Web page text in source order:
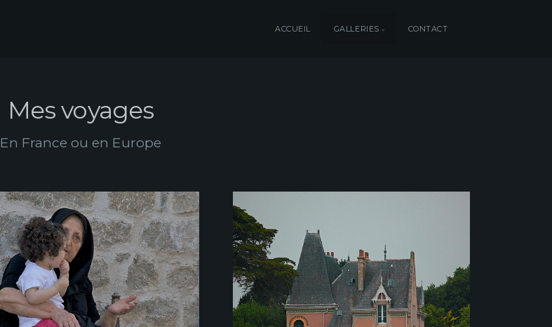
ACCUEIL GALLERIES CONTACT
Mes voyages
En France ou en Europe